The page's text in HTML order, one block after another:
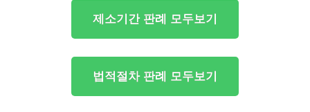
제소기간 판례 모두보기
법적절차 판례 모두보기